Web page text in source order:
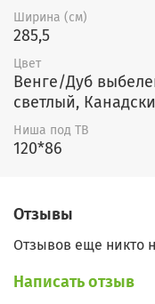
Ширина (см)
285,5
Цвет
Венге/Дуб
светлый,
Ниша под ТВ
120*86
Отзывы
Отзывов еще никто
Написать отзыв